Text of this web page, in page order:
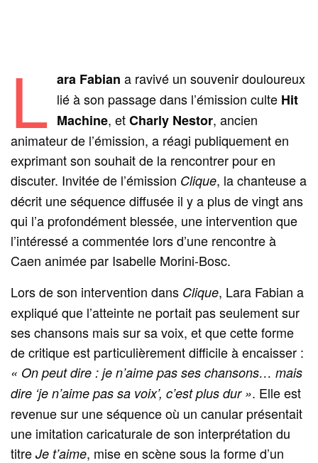
L ara Fabian a ravivé un souvenir douloureux
lié à son passage dans l’émission culte Hit
Machine, etCharly Nestor, ancien
animateur de l’émission, a réagi publiquement en
exprimant son souhait de la rencontrer pour en
discuter. Invitée de l’émission Clique, la chanteuse a
décrit une séquence diffusée il y a plus de vingt ans
qui l’a profondément blessée, une intervention que
l’intéressé a commentée lors d’une rencontre à
Caen animée par Isabelle Morini-Bosc.
Lors de son intervention dans Clique, Lara Fabian a
expliqué que l’atteinte ne portait pas seulement sur
ses chansons mais sur sa voix, et que cette forme
de critique est particulièrement difficile à encaisser :
« On peut dire : je n’aime pas ses chansons… mais
dire ‘je n’aime pas sa voix’, c’est plus dur ». Elle est
revenue sur une séquence où un canular présentait
une imitation caricaturale de son interprétation du
titreJe t’aime, mise en scène sous la forme d’un